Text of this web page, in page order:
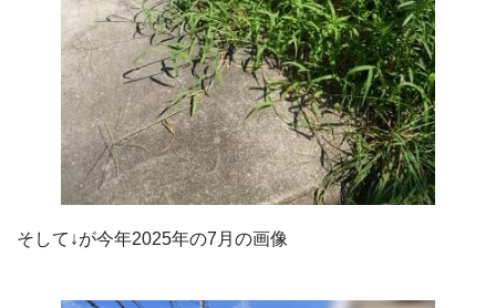
そして↓が今年2025年の7月の画像